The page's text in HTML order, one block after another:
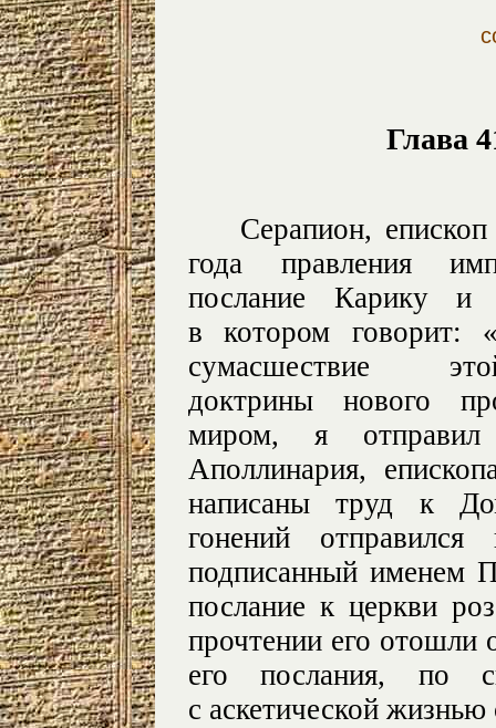
Глава
Серапион,
года правления
послание Карику
в котором говорит:
сумасшествие
доктрины нового
миром, я отправил
Аполлинария,
написаны труд к
гонений
подписанный именем
послание к церкви
прочтении его отошли
его послания, по
с аскетической жизнью